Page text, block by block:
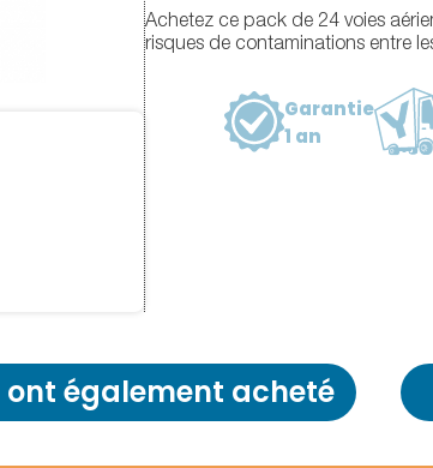
Achetez ce pack de 24 voies
risques de contaminations entre
Garantie
1 an
ont également acheté